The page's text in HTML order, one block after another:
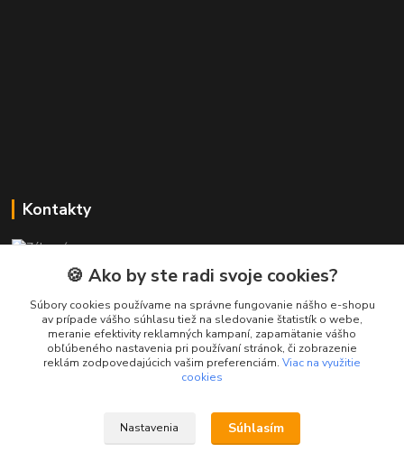
Kontakty
+421 911 010 560
Po-Pia, 13-17 hod.
info@presmartfon.sk
🍪 Ako by ste radi svoje cookies?
Súbory cookies používame na správne fungovanie nášho e-shopu
av prípade vášho súhlasu tiež na sledovanie štatistík o webe,
meranie efektivity reklamných kampaní, zapamätanie vášho
obľúbeného nastavenia pri používaní stránok, či zobrazenie
reklám zodpovedajúcich vašim preferenciám. Viac na využitie
cookies
Nastavenia Súhlasím